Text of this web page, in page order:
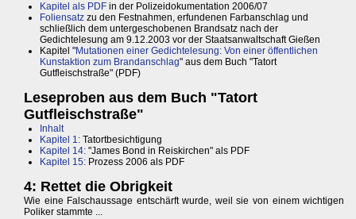
Kapitel als PDF in der Polizeidokumentation 2006/07
Foliensatz zu den Festnahmen, erfundenen Farbanschlag und
schließlich dem untergeschobenen Brandsatz nach der
Gedichtelesung am 9.12.2003 vor der Staatsanwaltschaft Gießen
Kapitel "Mutationen einer Gedichtelesung: Von einer öffentlichen
Kunstaktion zum Brandanschlag" aus dem Buch "Tatort
Gutfleischstraße" (PDF)
Leseproben aus dem Buch "Tatort
Gutfleischstraße"
Inhalt
Kapitel 1: Tatortbesichtigung
Kapitel 14: "James Bond in Reiskirchen" als PDF
Kapitel 15: Prozess 2006 als PDF
4: Rettet die Obrigkeit
Wie eine Falschaussage entschärft wurde, weil sie von einem wichtigen
Poliker stammte ...